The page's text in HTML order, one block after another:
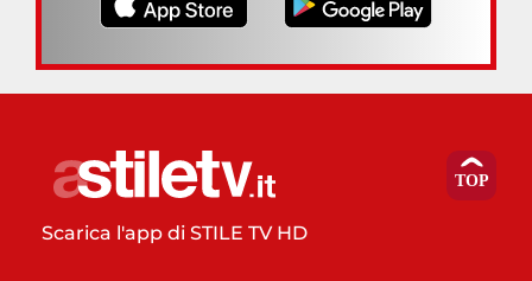
Scarica l'app di STILE TV HD